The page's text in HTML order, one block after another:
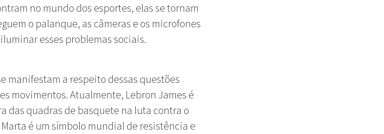
no mundo dos esportes, elas se tornam
o palanque, as câmeras e os microfones
esses problemas sociais.
manifestam a respeito dessas questões
movimentos. Atualmente, Lebron James é
das quadras de basquete na luta contra o
é um símbolo mundial de resistência e